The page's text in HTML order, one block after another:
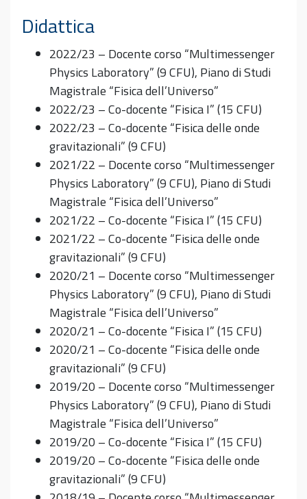
Didattica
2022/23 – Docente corso “Multimessenger
Physics Laboratory” (9 CFU), Piano di Studi
Magistrale “Fisica dell’Universo”
2022/23 – Co-docente “Fisica I” (15 CFU)
2022/23 – Co-docente “Fisica delle onde
gravitazionali” (9 CFU)
2021/22 – Docente corso “Multimessenger
Physics Laboratory” (9 CFU), Piano di Studi
Magistrale “Fisica dell’Universo”
2021/22 – Co-docente “Fisica I” (15 CFU)
2021/22 – Co-docente “Fisica delle onde
gravitazionali” (9 CFU)
2020/21 – Docente corso “Multimessenger
Physics Laboratory” (9 CFU), Piano di Studi
Magistrale “Fisica dell’Universo”
2020/21 – Co-docente “Fisica I” (15 CFU)
2020/21 – Co-docente “Fisica delle onde
gravitazionali” (9 CFU)
2019/20 – Docente corso “Multimessenger
Physics Laboratory” (9 CFU), Piano di Studi
Magistrale “Fisica dell’Universo”
2019/20 – Co-docente “Fisica I” (15 CFU)
2019/20 – Co-docente “Fisica delle onde
gravitazionali” (9 CFU)